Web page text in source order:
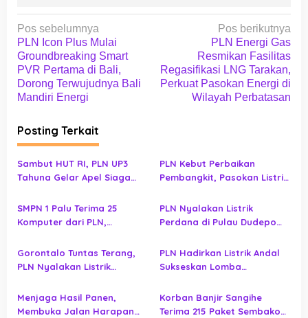
N
a
v
i
g
a
s
i
p
o
s
Pos sebelumnya
PLN Icon Plus Mulai
Groundbreaking Smart
PVR Pertama di Bali,
Dorong Terwujudnya Bali
Mandiri Energi
Pos berikutnya
PLN Energi Gas
Resmikan Fasilitas
Regasifikasi LNG Tarakan,
Perkuat Pasokan Energi di
Wilayah Perbatasan
Posting Terkait
Sambut HUT RI, PLN UP3
Tahuna Gelar Apel Siaga
PLN Kebut Perbaikan
Pembangkit, Pasokan Listrik
Normal
SMPN 1 Palu Terima 25
Komputer dari PLN,
Optimal
PLN Nyalakan Listrik
Perdana di Pulau Dudepo
Rasio Desa Berlistrik
Provinsi Gorontalo
Gorontalo Tuntas Terang,
PLN Nyalakan Listrik
Rasio Desa Berlistrik
Provinsi Gorontalo Capai
PLN Hadirkan Listrik Andal
Sukseskan Lomba
Bermazmur di Sangihe
Menjaga Hasil Panen,
Membuka Jalan Harapan
Korban Banjir Sangihe
Terima 215 Paket Sembako